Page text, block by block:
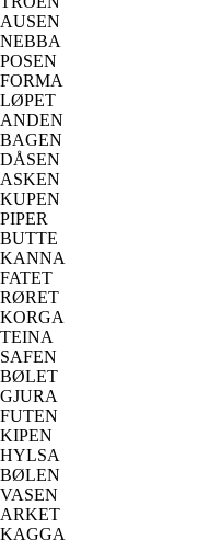
AUSEN
NEBBA
POSEN
FORMA
LØPET
ANDEN
BAGEN
DÅSEN
ASKEN
KUPEN
PIPER
BUTTE
KANNA
FATET
RØRET
KORGA
TEINA
SAFEN
BØLET
GJURA
FUTEN
KIPEN
HYLSA
BØLEN
VASEN
ARKET
KAGGA